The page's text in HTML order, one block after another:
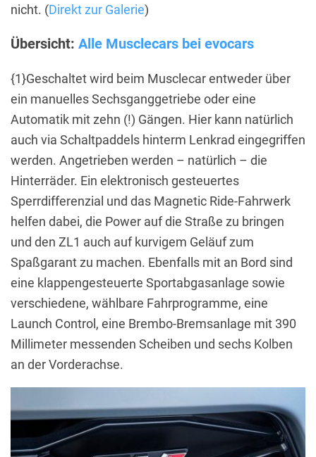
nicht. (Direkt zur Galerie)
Übersicht: Alle Musclecars bei evocars
{1}Geschaltet wird beim Musclecar entweder über
ein manuelles Sechsganggetriebe oder eine
Automatik mit zehn (!) Gängen. Hier kann natürlich
auch via Schaltpaddels hinterm Lenkrad eingegriffen
werden. Angetrieben werden – natürlich – die
Hinterräder. Ein elektronisch gesteuertes
Sperrdifferenzial und das Magnetic Ride-Fahrwerk
helfen dabei, die Power auf die Straße zu bringen
und den ZL1 auch auf kurvigem Geläuf zum
Spaßgarant zu machen. Ebenfalls mit an Bord sind
eine klappengesteuerte Sportabgasanlage sowie
verschiedene, wählbare Fahrprogramme, eine
Launch Control, eine Brembo-Bremsanlage mit 390
Millimeter messenden Scheiben und sechs Kolben
an der Vorderachse.